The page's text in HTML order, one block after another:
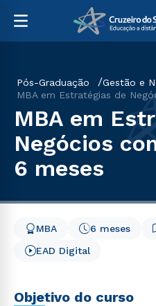
Pós-Graduação
Gestão e
MBA em Estratégias de
MBA em
Negócios
6 meses
6 meses
MBA
EAD Digital
Objetivo do curso